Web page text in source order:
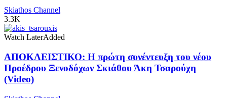
Skiathos Channel
3.3K
Watch LaterAdded
ΑΠΟΚΛΕΙΣΤΙΚΟ: Η πρώτη συνέντευξη του νέου
Προέδρου Ξενοδόχων Σκιάθου Άκη Τσαρούχη
(Video)